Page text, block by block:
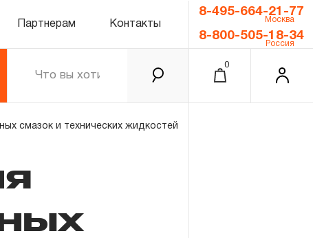
Партнерам Контакты
8-495-664-21-77
Москва
8-800-505-18-34
Россия
0
смазок и технических жидкостей